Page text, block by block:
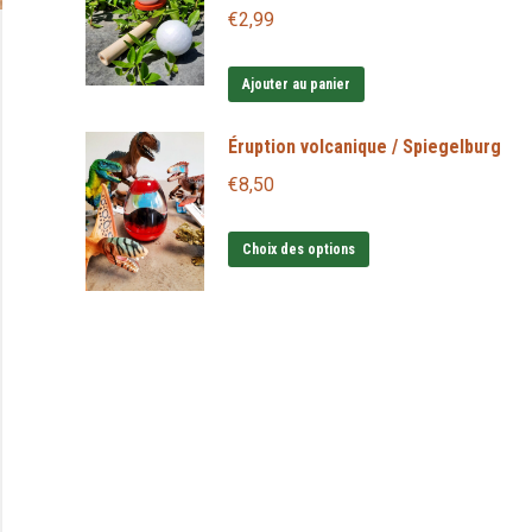
€2,99
Ajouter au panier
Éruption volcanique / Spiegelburg
€8,50
Choix des options